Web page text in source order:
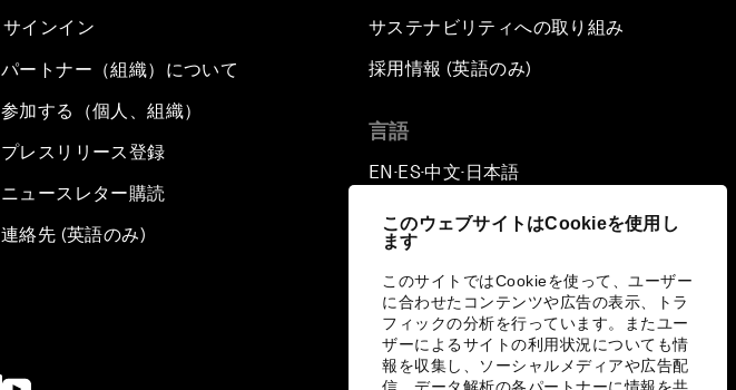
このウェブサイトはCookieを使用し
ます
このサイトではCookieを使って、ユーザー
に合わせたコンテンツや広告の表示、トラ
フィックの分析を行っています。またユー
ザーによるサイトの利用状況についても情
報を収集し、ソーシャルメディアや広告配
サインイン
パートナー（組織）について
参加する（個人、組織）
プレスリリース登録
ニュースレター購読
連絡先 (英語のみ)
サステナビリティへの取り組み
採用情報 (英語のみ)
言語
EN ▪ ES▪中文▪ 日本語